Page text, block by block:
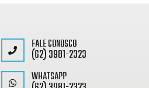
FALE CONOSCO
(62) 3981-2323
WHATSAPP